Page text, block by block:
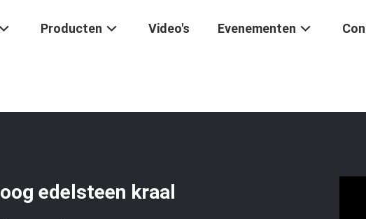
Producten Video's Evenementen
Opaliet Tijgeroog Edelsteen Kraal Natuurlijke Kristal Water Druppel Vorm
edelsteen kraal